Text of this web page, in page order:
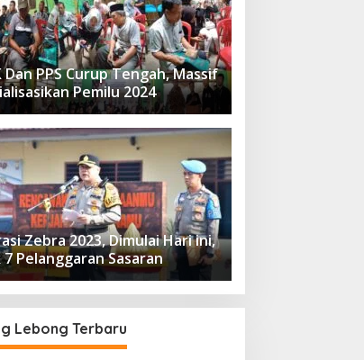
Dan PPS Curup Tengah, Massif
Pemilu 2024
Zebra 2023, Dimulai Hari ini,
7 Pelanggaran Sasaran
Lebong Terbaru